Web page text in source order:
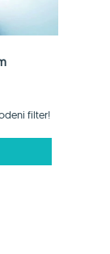
filter!